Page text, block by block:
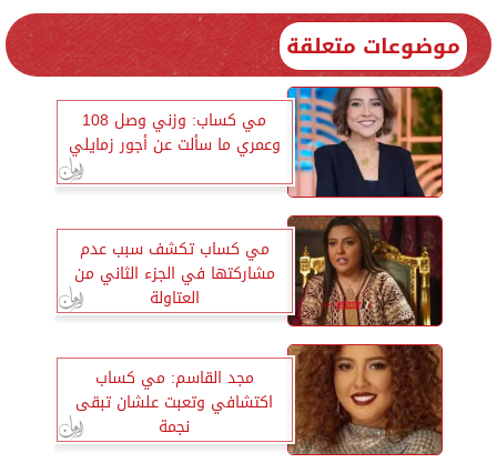
موضوعات متعلقة
مي كساب: وزني وصل 108
وعمري ما سألت عن أجور زمايلي
مي كساب تكشف سبب عدم
مشاركتها في الجزء الثاني من
العتاولة
مجد القاسم: مي كساب
اكتشافي وتعبت علشان تبقى
نجمة